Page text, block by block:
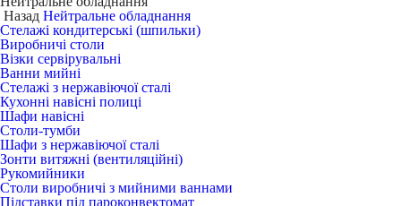
Назад Нейтральне обладнання
Стелажі кондитерські (шпильки)
Виробничі столи
Візки сервірувальні
Ванни мийні
Стелажі з нержавіючої сталі
Кухонні навісні полиці
Шафи навісні
Столи-тумби
Шафи з нержавіючої сталі
Зонти витяжні (вентиляційні)
Рукомийники
Столи виробничі з мийними ваннами
Підставки під пароконвектомат